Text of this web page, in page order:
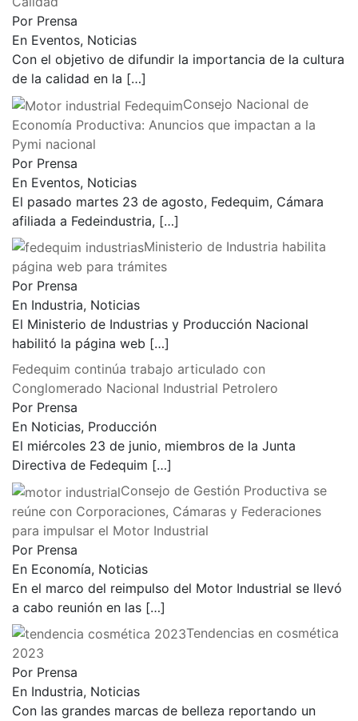
Por Prensa
En Eventos, Noticias
Con el objetivo de difundir la importancia de la cultura
de la calidad en la […]
Consejo Nacional de
Economía Productiva: Anuncios que impactan a la
Pymi nacional
Por Prensa
En Eventos, Noticias
El pasado martes 23 de agosto, Fedequim, Cámara
afiliada a Fedeindustria, […]
Ministerio de Industria habilita
página web para trámites
Por Prensa
En Industria, Noticias
El Ministerio de Industrias y Producción Nacional
habilitó la página web […]
Fedequim continúa trabajo articulado con
Conglomerado Nacional Industrial Petrolero
Por Prensa
En Noticias, Producción
El miércoles 23 de junio, miembros de la Junta
Directiva de Fedequim […]
Consejo de Gestión Productiva se
reúne con Corporaciones, Cámaras y Federaciones
para impulsar el Motor Industrial
Por Prensa
En Economía, Noticias
En el marco del reimpulso del Motor Industrial se llevó
a cabo reunión en las […]
Tendencias en cosmética
2023
Por Prensa
En Industria, Noticias
Con las grandes marcas de belleza reportando un